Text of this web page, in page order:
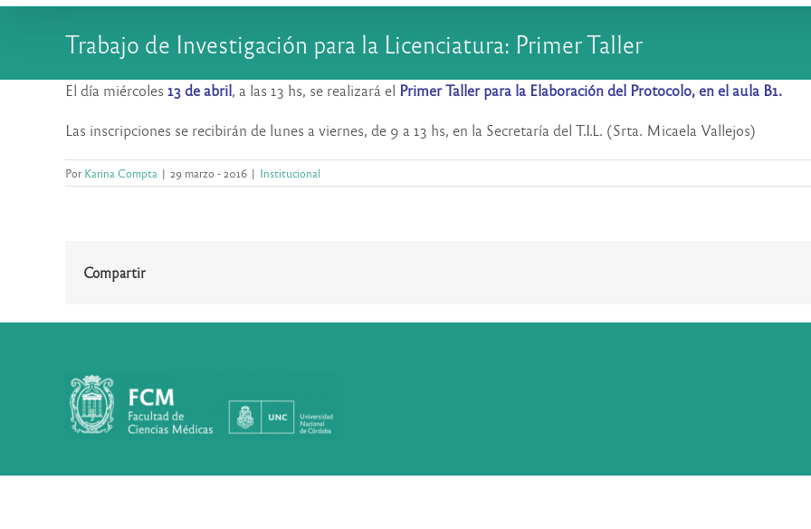
Trabajo de Investigación para la Licenciatura: Primer Taller
El día miércoles 13 de abril, a las 13 hs, se realizará el Primer Taller para la Elaboración del Protocolo, en el aula B1.
Las inscripciones se recibirán de lunes a viernes, de 9 a 13 hs, en la Secretaría del T.I.L. (Srta. Micaela Vallejos)
PorKarina Compta | 29 marzo - 2016 | Institucional
Compartir